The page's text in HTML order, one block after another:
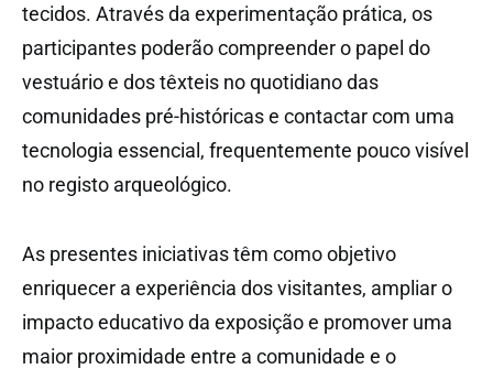
tecidos. Através da experimentação prática, os
participantes poderão compreender o papel do
vestuário e dos têxteis no quotidiano das
comunidades pré-históricas e contactar com uma
tecnologia essencial, frequentemente pouco visível
no registo arqueológico.
As presentes iniciativas têm como objetivo
enriquecer a experiência dos visitantes, ampliar o
impacto educativo da exposição e promover uma
maior proximidade entre a comunidade e o